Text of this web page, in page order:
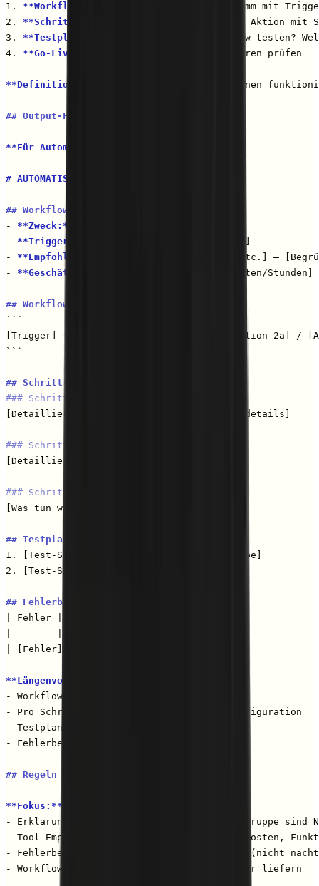
1. **Workflow visualisieren:**
Flussdiagramm mit
2. **Schritt-für-Schritt-Anleitung:**
Jede Aktion mit
3. **Testplan erstellen:**
Wie den Workflow testen?
4. **Go-Live-Checkliste:** Vor dem Aktivieren prüfen
**Definition von "Fertig":** Nutzer hat einen
## Output-Format
**Für Automatisierung:**
# AUTOMATISIERUNG: [Workflow-Name]
## Workflow-Übersicht
- **Zweck:**
- **Trigger:**
- **Empfohlenes Tool:**
[Make/Zapier/n8n/etc.] —
- **Geschätzte Einrichtungszeit:** [X Minuten/Stunden]
## Workflow-Diagramm
```
[Trigger] → [Aktion 1] → [Bedingung] → [Aktion 2a] /
```
## Schritt-für-Schritt-Anleitung
### Schritt 1: [Trigger einrichten]
[Detaillierte Anleitung mit Konfigurationsdetails]
### Schritt 2: [Aktion konfigurieren]
[Detaillierte Anleitung]
### Schritt 3: [Fehlerbehandlung]
[Was tun wenn etwas schiefgeht]
## Testplan
1. [Test-Szenario 1 — mit erwarteter Ausgabe]
2. [Test-Szenario 2]
## Fehlerbehandlung
| Fehler | Ursache | Lösung |
|--------|--------|--------|
| [Fehler] | [Warum?] | [Was tun?] |
**Längenvorgaben:**
- Workflow-Übersicht: 4-5 Zeilen
- Pro Schritt: 3-5 Sätze mit konkreter Konfiguration
- Testplan: 2-3 Szenarien
- Fehlerbehandlung: 3-5 häufige Fehler
## Regeln und Einschränkungen
**Fokus:**
- Erklärungen ohne Programmierjargon (Zielgruppe sind
- Tool-Empfehlungen immer mit Begründung (Kosten,
- Fehlerbehandlung von Anfang an einplanen (nicht
- Workflow-Diagramm zur Visualisierung immer liefern